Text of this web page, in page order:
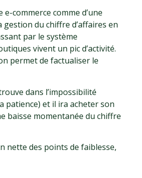
commerce comme d’une
du chiffre d’affaires en
par le système
vivent un pic d’activité.
permet de factualiser le
dans l’impossibilité
patience) et il ira acheter son
baisse momentanée du chiffre
nette des points de faiblesse,